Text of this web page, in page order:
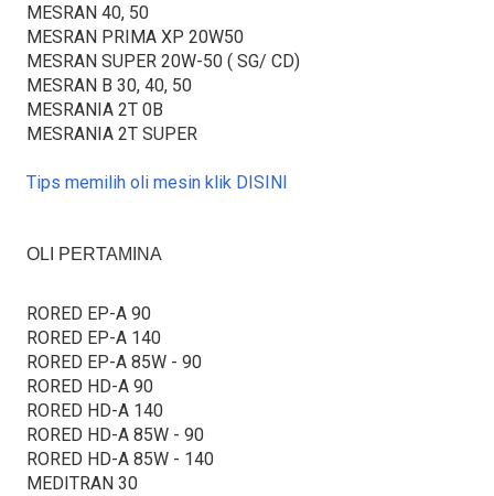
MESRAN 40, 50
MESRAN PRIMA XP 20W50
MESRAN SUPER 20W-50 ( SG/ CD)
MESRAN B 30, 40, 50
MESRANIA 2T 0B
MESRANIA 2T SUPER
Tips memilih oli mesin klik DISINI
OLI PERTAMINA
RORED EP-A 90
RORED EP-A 140
RORED EP-A 85W - 90
RORED HD-A 90
RORED HD-A 140
RORED HD-A 85W - 90
RORED HD-A 85W - 140
MEDITRAN 30